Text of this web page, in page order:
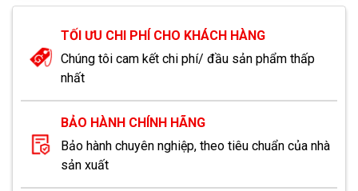
TỐI ƯU CHI PHÍ CHO KHÁCH HÀNG
Chúng tôi cam kết chi phí/ đầu sản phẩm thấp
nhất
BẢO HÀNH CHÍNH HÃNG
Bảo hành chuyên nghiệp, theo tiêu chuẩn của nhà
sản xuất